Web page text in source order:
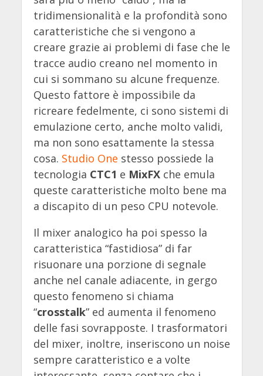
tridimensionalità e la profondità sono
caratteristiche che si vengono a
creare grazie ai problemi di fase che le
tracce audio creano nel momento in
cui si sommano su alcune frequenze.
Questo fattore è impossibile da
ricreare fedelmente, ci sono sistemi di
emulazione certo, anche molto validi,
ma non sono esattamente la stessa
cosa. Studio One stesso possiede la
tecnologia CTC1 e MixFX che emula
queste caratteristiche molto bene ma
a discapito di un peso CPU notevole.
Il mixer analogico ha poi spesso la
caratteristica “fastidiosa” di far
risuonare una porzione di segnale
anche nel canale adiacente, in gergo
questo fenomeno si chiama
“crosstalk” ed aumenta il fenomeno
delle fasi sovrapposte. I trasformatori
del mixer, inoltre, inseriscono un noise
sempre caratteristico e a volte